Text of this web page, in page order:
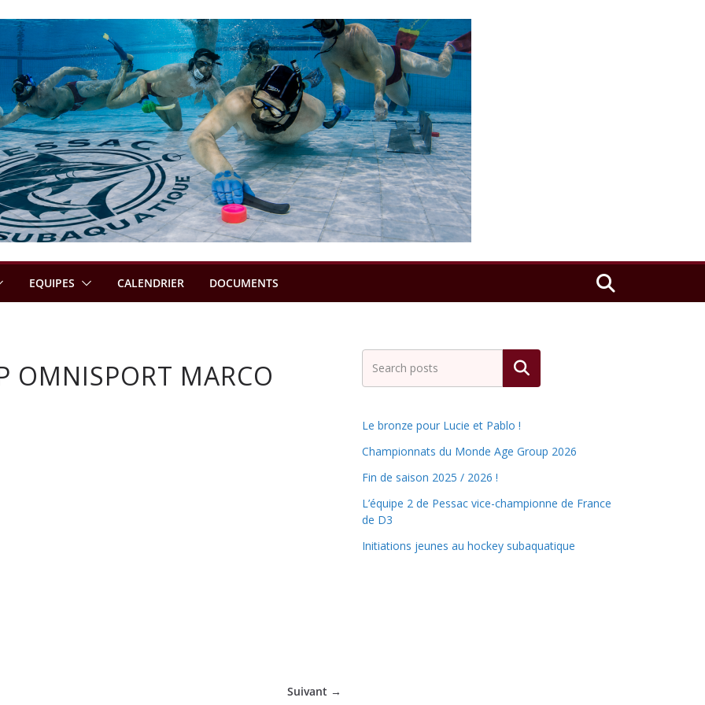
EQUIPES CALENDRIER DOCUMENTS
OMNISPORT MARCO
Suivant →
Rechercher
Le bronze pour Lucie et Pablo !
Championnats du Monde Age Group 2026
Fin de saison 2025 / 2026 !
L’équipe 2 de Pessac vice-championne de France
de D3
Initiations jeunes au hockey subaquatique